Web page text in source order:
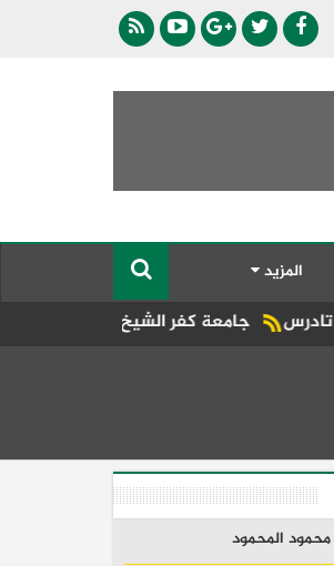
المزيد
الشيخ الحكومية والأهلية تتألقان في
محمود المحمود